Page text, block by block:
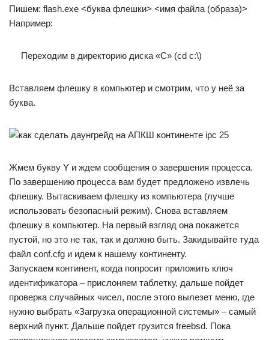
Пишем: flash.exe <буква флешки> <имя файла (образа)>
Например:
Переходим в директорию диска «С» (cd c:\)
Вставляем флешку в компьютер и смотрим, что у неё за
буква.
Жмем букву Y и ждем сообщения о завершения процесса.
По завершению процесса вам будет предложено извлечь
флешку. Вытаскиваем флешку из компьютера (лучше
использовать безопасный режим). Снова вставляем
флешку в компьютер. На первый взгляд она покажется
пустой, но это не так, так и должно быть. Закидывайте туда
файл conf.cfg и идем к нашему континенту.
Запускаем континент, когда попросит приложить ключ
идентификатора – прислоняем таблетку, дальше пойдет
проверка случайных чисел, после этого вылезет меню, где
нужно выбрать «Загрузка операционной системы» – самый
верхний пункт. Дальше пойдет грузится freebsd. Пока